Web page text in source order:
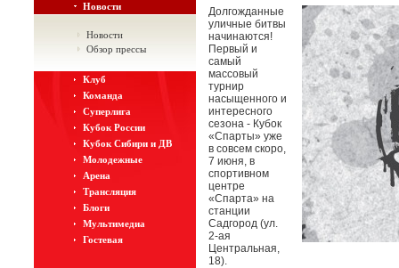
Новости
Новости
Обзор прессы
Клуб
Команда
Суперлига
Кубок России
Кубок Сибири и ДВ
Молодежные
Арена
Трансляция
Блоги
Мультимедиа
Гостевая
Долгожданные
уличные битвы
начинаются!
Первый и
самый
массовый
турнир
насыщенного и
интересного
сезона - Кубок
«Спарты» уже
в совсем скоро,
7 июня, в
спортивном
центре
«Спарта» на
станции
Садгород (ул.
2-ая
Центральная,
18).